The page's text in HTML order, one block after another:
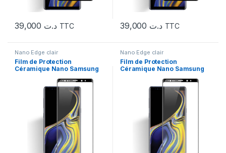
د.ت TTC د.ت TTC
Nano Edge clair
Film de Protection
Céramique Nano Samsung
Nano Edge clair
Film de Protection
Céramique Nano Samsung